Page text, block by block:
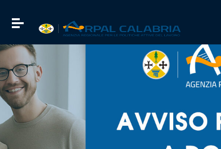
Vai al footer
Attiva / disattiva la navigazione